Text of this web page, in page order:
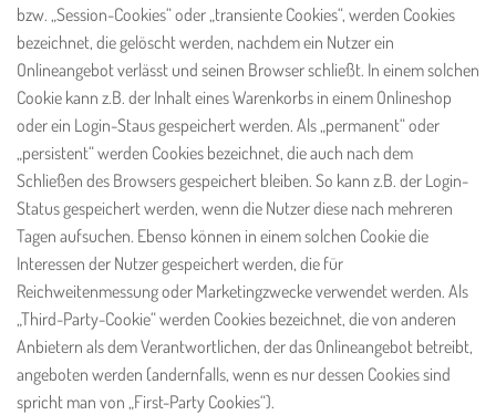
bzw. „Session-Cookies“ oder „transiente Cookies“, werden Cookies
bezeichnet, die gelöscht werden, nachdem ein Nutzer ein
Onlineangebot verlässt und seinen Browser schließt. In einem solchen
Cookie kann z.B. der Inhalt eines Warenkorbs in einem Onlineshop
oder ein Login-Staus gespeichert werden. Als „permanent“ oder
„persistent“ werden Cookies bezeichnet, die auch nach dem
Schließen des Browsers gespeichert bleiben. So kann z.B. der Login-
Status gespeichert werden, wenn die Nutzer diese nach mehreren
Tagen aufsuchen. Ebenso können in einem solchen Cookie die
Interessen der Nutzer gespeichert werden, die für
Reichweitenmessung oder Marketingzwecke verwendet werden. Als
„Third-Party-Cookie“ werden Cookies bezeichnet, die von anderen
Anbietern als dem Verantwortlichen, der das Onlineangebot betreibt,
angeboten werden (andernfalls, wenn es nur dessen Cookies sind
spricht man von „First-Party Cookies“).